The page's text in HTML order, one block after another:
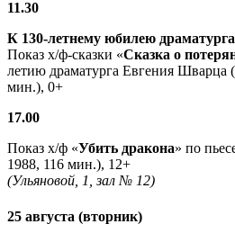
11.30
К 130-летнему юбилею драматурга
Показ х/ф-сказки «Сказка о
летию драматурга Евгения Шварца
мин.), 0+
17.00
Показ х/ф «Убить дракона» по
1988, 116 мин.), 12+
(Ульяновой, 1, зал № 12)
25 августа (вторник)